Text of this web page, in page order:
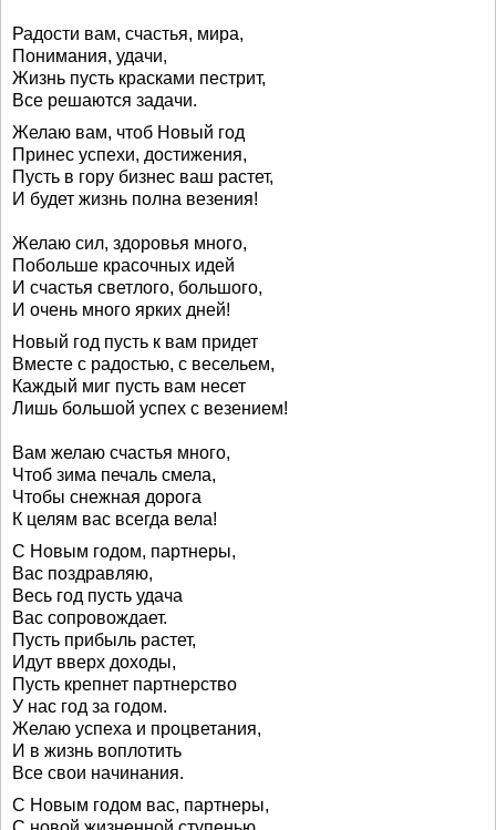
Радости вам, счастья, мира,
Понимания, удачи,
Жизнь пусть красками пестрит,
Все решаются задачи.
Желаю вам, чтоб Новый год
Принес успехи, достижения,
Пусть в гору бизнес ваш растет,
И будет жизнь полна везения!
Желаю сил, здоровья много,
Побольше красочных идей
И счастья светлого, большого,
И очень много ярких дней!
Новый год пусть к вам придет
Вместе с радостью, с весельем,
Каждый миг пусть вам несет
Лишь большой успех с везением!
Вам желаю счастья много,
Чтоб зима печаль смела,
Чтобы снежная дорога
К целям вас всегда вела!
С Новым годом, партнеры,
Вас поздравляю,
Весь год пусть удача
Вас сопровождает.
Пусть прибыль растет,
Идут вверх доходы,
Пусть крепнет партнерство
У нас год за годом.
Желаю успеха и процветания,
И в жизнь воплотить
Все свои начинания.
С Новым годом вас, партнеры,